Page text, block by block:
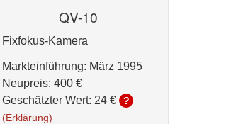
QV-10
Fixfokus-Kamera
Markteinführung: März 1995
Neupreis: 400 €
Geschätzter Wert: 24 €
?
(Erklärung)